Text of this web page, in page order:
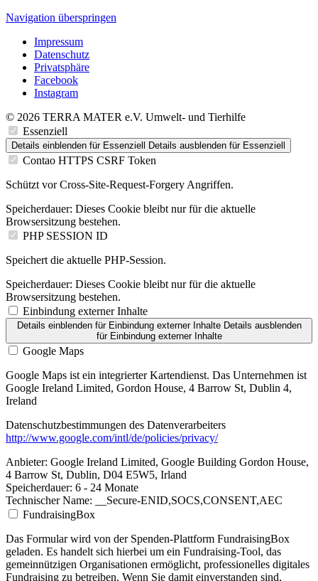
Navigation überspringen
Impressum
Datenschutz
Privatsphäre
Facebook
Instagram
© 2026 TERRA MATER e.V. Umwelt- und Tierhilfe
Essenziell
Details einblenden für Essenziell Details ausblenden für Essenziell
Contao HTTPS CSRF Token
Schützt vor Cross-Site-Request-Forgery Angriffen.
Speicherdauer: Dieses Cookie bleibt nur für die aktuelle
Browsersitzung bestehen.
PHP SESSION ID
Speichert die aktuelle PHP-Session.
Speicherdauer: Dieses Cookie bleibt nur für die aktuelle
Browsersitzung bestehen.
Einbindung externer Inhalte
Details einblendenfür Einbindung externer Inhalte Details ausblenden
für Einbindung externer Inhalte
Google Maps
Google Maps ist ein integrierter Kartendienst. Das Unternehmen ist
Google Ireland Limited, Gordon House, 4 Barrow St, Dublin 4,
Ireland
Datenschutzbestimmungen des Datenverarbeiters
http://www.google.com/intl/de/policies/privacy/
Anbieter: Google Ireland Limited, Google Building Gordon House,
4 Barrow St, Dublin, D04 E5W5, Irland
Speicherdauer: 6 - 24 Monate
Technischer Name: __Secure-ENID,SOCS,CONSENT,AEC
FundraisingBox
Das Formular wird von der Spenden-Plattform FundraisingBox
geladen. Es handelt sich hierbei um ein Fundraising-Tool, das
gemeinnützigen Organisationen ermöglicht, professionelles digitales
Fundraising zu betreiben. Wenn Sie damit einverstanden sind,